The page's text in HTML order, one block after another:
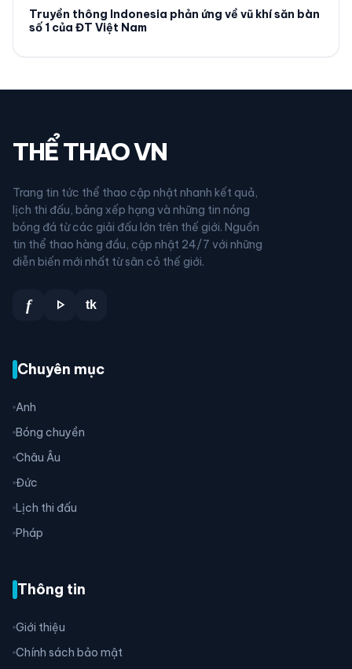
Truyền thông Indonesia phản ứng về vũ khí săn bàn
số 1 của ĐT Việt Nam
THỂ THAO VN
Trang tin tức thể thao cập nhật nhanh kết quả,
lịch thi đấu, bảng xếp hạng và những tin nóng
bóng đá từ các giải đấu lớn trên thế giới. Nguồn
tin thể thao hàng đầu, cập nhật 24/7 với những
diễn biến mới nhất từ sân cỏ thế giới.
f play_arrow tk
Chuyên mục
Anh
Bóng chuyền
Châu Âu
Đức
Lịch thi đấu
Pháp
Thông tin
Giới thiệu
Chính sách bảo mật